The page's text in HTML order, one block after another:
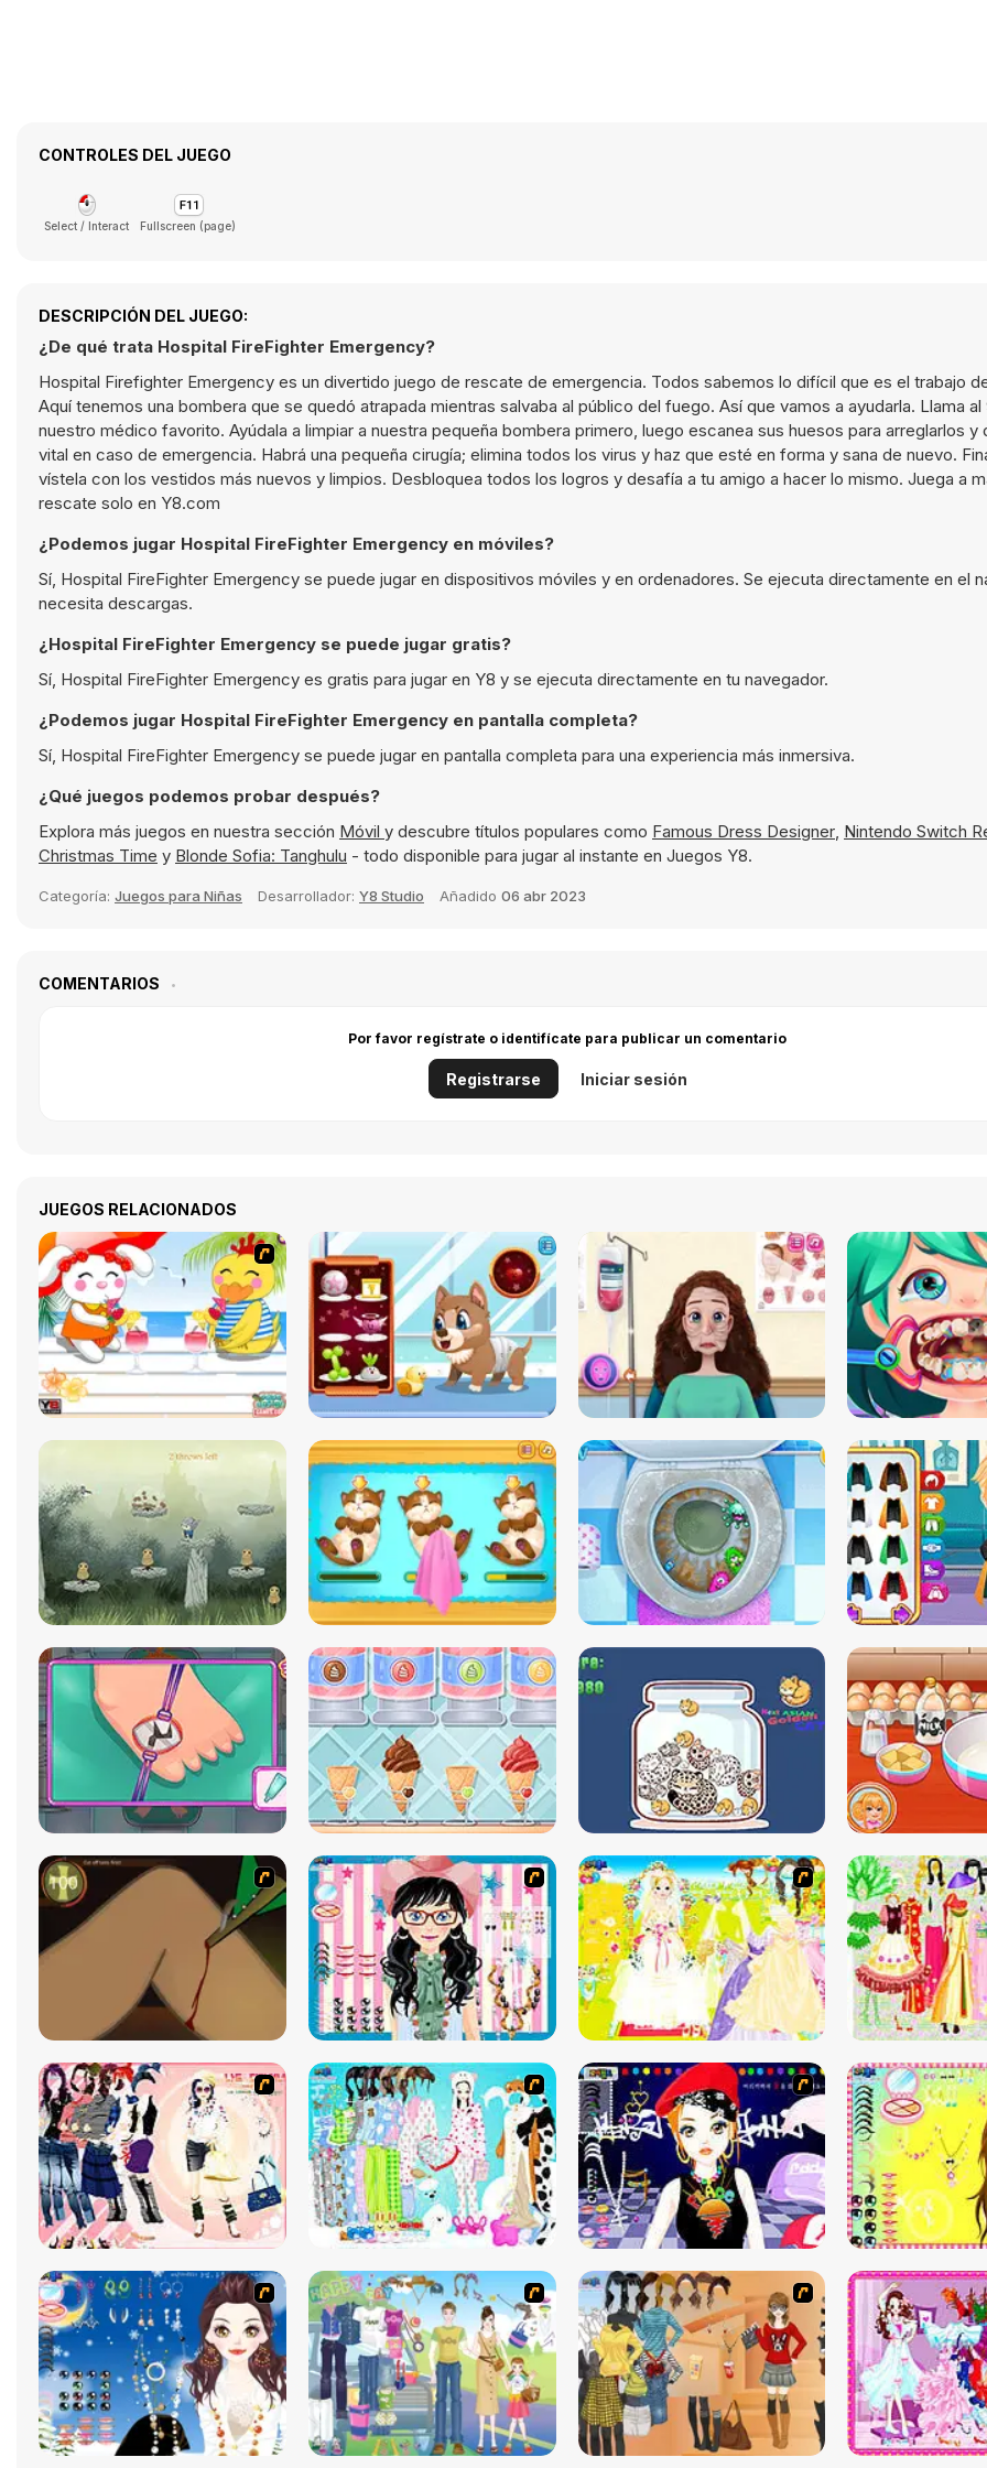
CONTROLES DEL JUEGO
Select / Interact Fullscreen (page)
DESCRIPCIÓN DEL JUEGO:
¿De qué trata Hospital FireFighter Emergency?
Hospital Firefighter Emergency es un divertido juego de rescate de emergencia. Todos sabemos lo difícil que es el trabajo
Aquí tenemos una bombera que se quedó atrapada mientras salvaba al público del fuego. Así que vamos a ayudarla. Llama al
nuestro médico favorito. Ayúdala a limpiar a nuestra pequeña bombera primero, luego escanea sus huesos para arreglarlos y
vital en caso de emergencia. Habrá una pequeña cirugía; elimina todos los virus y haz que esté en forma y sana de nuevo.
vístela con los vestidos más nuevos y limpios. Desbloquea todos los logros y desafía a tu amigo a hacer lo mismo. Juega a
rescate solo en Y8.com
¿Podemos jugar Hospital FireFighter Emergency en móviles?
Sí, Hospital FireFighter Emergency se puede jugar en dispositivos móviles y en ordenadores. Se ejecuta directamente en el
necesita descargas.
¿Hospital FireFighter Emergency se puede jugar gratis?
Sí, Hospital FireFighter Emergency es gratis para jugar en Y8 y se ejecuta directamente en tu navegador.
¿Podemos jugar Hospital FireFighter Emergency en pantalla completa?
Sí, Hospital FireFighter Emergency se puede jugar en pantalla completa para una experiencia más inmersiva.
¿Qué juegos podemos probar después?
Explora más juegos en nuestra sección Móvil y descubre títulos populares como Famous Dress Designer, Nintendo Switch
Christmas Time y Blonde Sofia: Tanghulu - todo disponible para jugar al instante en Juegos Y8.
Categoría: Juegos para Niñas Desarrollador: Y8 Studio Añadido 06 abr 2023
COMENTARIOS
Por favor regístrate o identifícate para publicar un comentario
Registrarse Iniciar sesión
JUEGOS RELACIONADOS